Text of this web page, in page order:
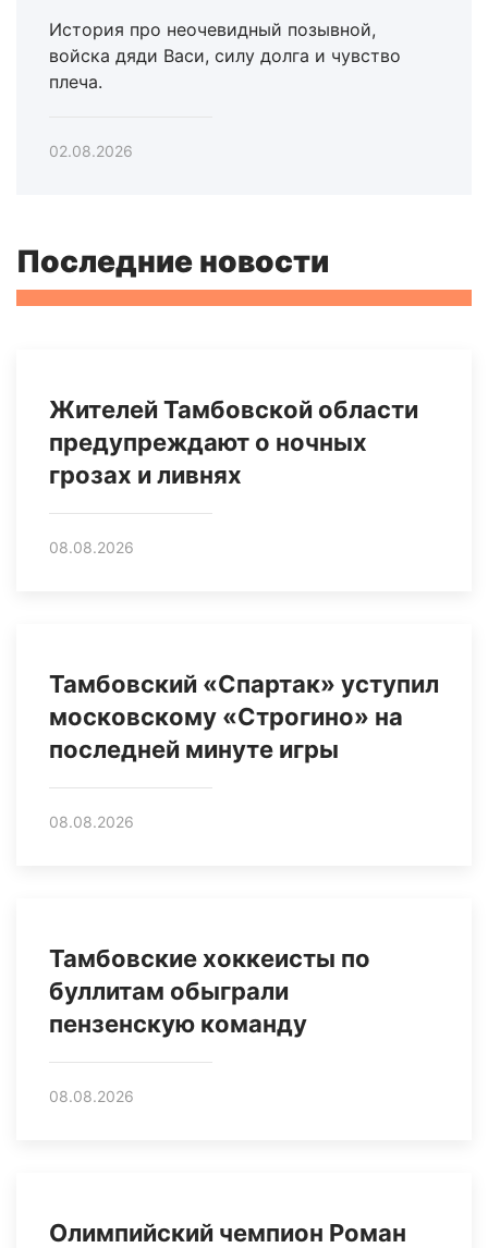
История про неочевидный позывной,
войска дяди Васи, силу долга и чувство
плеча.
02.08.2026
Последние новости
Жителей Тамбовской области
предупреждают о ночных
грозах и ливнях
08.08.2026
Тамбовский «Спартак» уступил
московскому «Строгино» на
последней минуте игры
08.08.2026
Тамбовские хоккеисты по
буллитам обыграли
пензенскую команду
08.08.2026
Олимпийский чемпион Роман